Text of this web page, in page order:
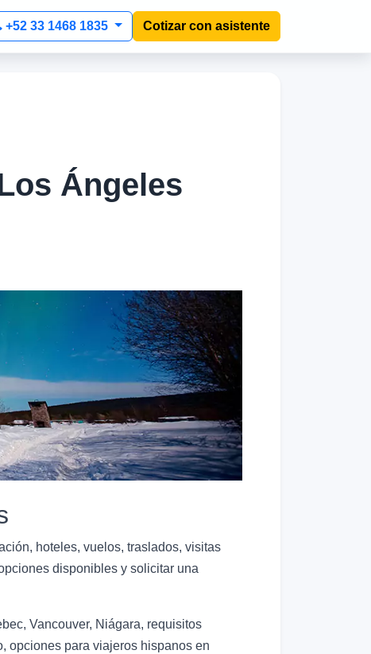
+52 33 1468 1835 Cotizar con asistente
Ángeles
hoteles, vuelos, traslados, visitas
disponibles y solicitar una
Vancouver, Niágara, requisitos
opciones para viajeros hispanos en